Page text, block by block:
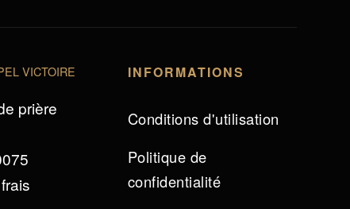
VICTOIRE
prière
INFORMATIONS
Conditions d'utilisation
Politique de
confidentialité